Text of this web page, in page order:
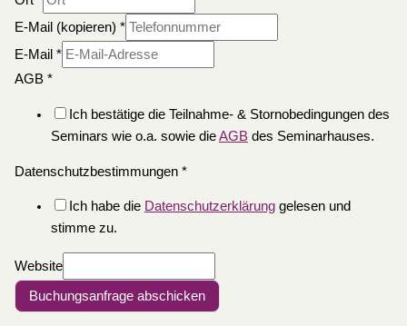
E-Mail (kopieren) *
E-Mail *
AGB *
Ich bestätige die Teilnahme- & Stornobedingungen des
Seminars wie o.a. sowie dieAGBdes Seminarhauses.
Datenschutzbestimmungen *
Ich habe die Datenschutzerklärunggelesen und
stimme zu.
Website
Buchungsanfrage abschicken